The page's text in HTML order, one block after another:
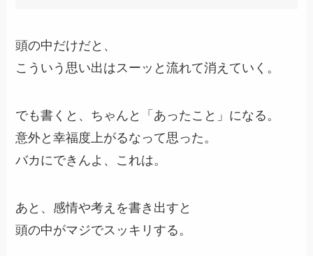
頭の中だけだと、
こういう思い出はスーッと流れて消えていく。
でも書くと、ちゃんと「あったこと」になる。
意外と幸福度上がるなって思った。
バカにできんよ、これは。
あと、感情や考えを書き出すと
頭の中がマジでスッキリする。